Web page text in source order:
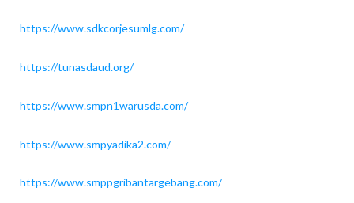
https://www.sdkcorjesumlg.com/
https://tunasdaud.org/
https://www.smpn1warusda.com/
https://www.smpyadika2.com/
https://www.smppgribantargebang.com/